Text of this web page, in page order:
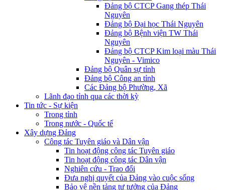
Đảng bộ CTCP Gang thép Thái
Nguyên
Đảng bộ Đại học Thái Nguyên
Đảng bộ Bệnh viện TW Thái
Nguyên
Đảng bộ CTCP Kim loại màu Thái
Nguyên - Vimico
Đảng bộ Quân sự tỉnh
Đảng bộ Công an tỉnh
Các Đảng bộ Phường, Xã
Lãnh đạo tỉnh qua các thời kỳ
Tin tức - Sự kiện
Trong tỉnh
Trong nước - Quốc tế
Xây dựng Đảng
Công tác Tuyên giáo và Dân vận
Tin hoạt động công tác Tuyên giáo
Tin hoạt động công tác Dân vận
Nghiên cứu - Trao đổi
Đưa nghị quyết của Đảng vào cuộc sống
Bảo vệ nền tảng tư tưởng của Đảng